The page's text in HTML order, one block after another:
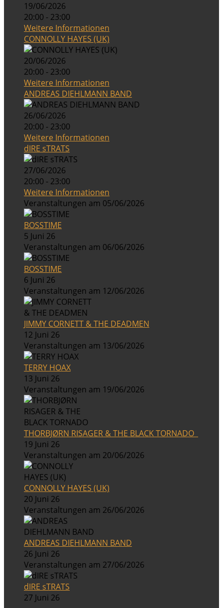
19/06/2026
20:00 - 23:00
Weitere Informationen
CONNOLLY HAYES (UK)
20/06/2026
20:00 - 23:00
Weitere Informationen
ANDREAS DIEHLMANN BAND
26/06/2026
20:00 - 23:00
Weitere Informationen
dIRE sTRATS
27/06/2026
20:00 - 23:00
Weitere Informationen
Veranstaltungen am 05/06/2026
BOSSTIME
5 Juni 26
Veranstaltungen am 06/06/2026
BOSSTIME
6 Juni 26
Veranstaltungen am 12/06/2026
JIMMY CORNETT & THE DEADMEN
12 Juni 26
Veranstaltungen am 13/06/2026
TERRY HOAX
13 Juni 26
Veranstaltungen am 19/06/2026
THORBJØRN RISAGER & THE BLACK TORNADO
19 Juni 26
Veranstaltungen am 20/06/2026
CONNOLLY HAYES (UK)
20 Juni 26
Veranstaltungen am 26/06/2026
ANDREAS DIEHLMANN BAND
26 Juni 26
Veranstaltungen am 27/06/2026
dIRE sTRATS
27 Juni 26